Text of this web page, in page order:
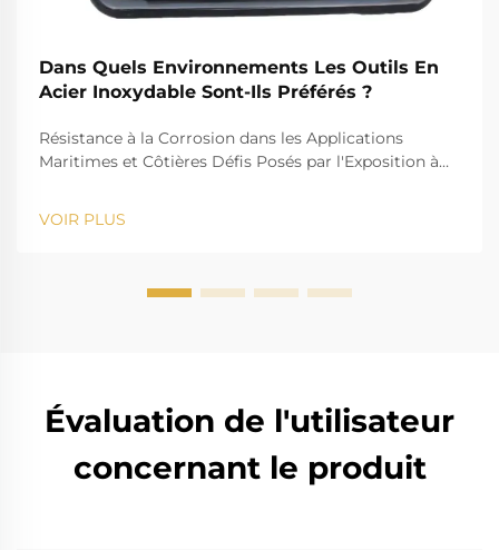
Dans Quels Environnements Les Outils En
Acier Inoxydable Sont-Ils Préférés ?
Résistance à la Corrosion dans les Applications
Maritimes et Côtières Défis Posés par l'Exposition à
pour son action corrosive sur les instruments
VOIR PLUS
Évaluation de l'utilisateur
concernant le produit